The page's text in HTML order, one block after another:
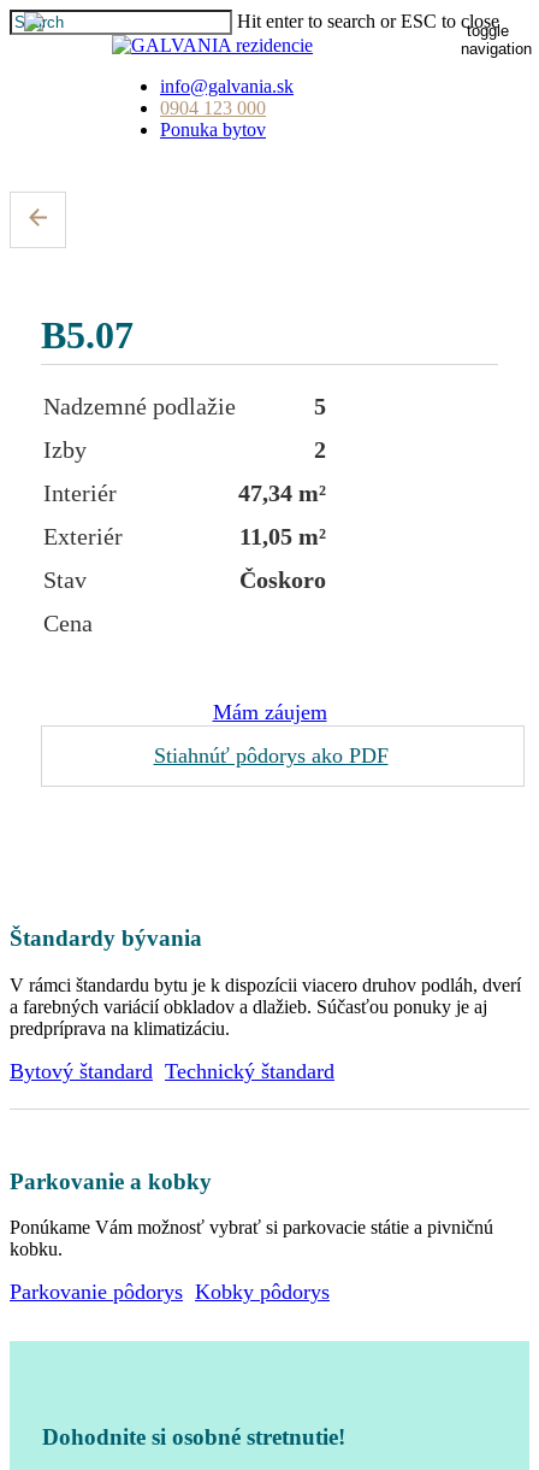
Skip
to
toggle
navigation
Hit enter to search or ESC to close
info@galvania.sk
0904 123 000
Ponuka bytov
B5.07
Nadzemné podlažie
5
Izby
2
Interiér
47,34 m²
Exteriér
11,05 m²
Stav
Čoskoro
Cena
Mám záujem
Stiahnúť pôdorys ako PDF
Štandardy bývania
V rámci štandardu bytu je k dispozícii viacero druhov podláh, dverí
a farebných variácií obkladov a dlažieb. Súčasťou ponuky je aj
predpríprava na klimatizáciu.
Bytový štandard Technický štandard
Parkovanie a kobky
Ponúkame Vám možnosť vybrať si parkovacie státie a pivničnú
kobku.
Parkovanie pôdorys Kobky pôdorys
Dohodnite si osobné stretnutie!